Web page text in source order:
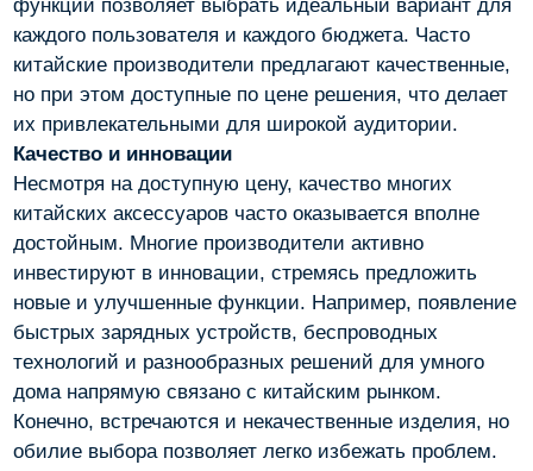
функций позволяет выбрать идеальный вариант для
каждого пользователя и каждого бюджета. Часто
китайские производители предлагают качественные,
но при этом доступные по цене решения, что делает
их привлекательными для широкой аудитории.
Качество и инновации
Несмотря на доступную цену, качество многих
китайских аксессуаров часто оказывается вполне
достойным. Многие производители активно
инвестируют в инновации, стремясь предложить
новые и улучшенные функции. Например, появление
быстрых зарядных устройств, беспроводных
технологий и разнообразных решений для умного
дома напрямую связано с китайским рынком.
Конечно, встречаются и некачественные изделия, но
обилие выбора позволяет легко избежать проблем.